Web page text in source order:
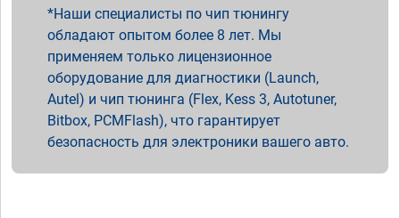
Наши специалисты по чип тюнингу
обладают опытом более 8 лет. Мы
применяем только лицензионное
оборудование для диагностики (Launch,
Autel) и чип тюнинга (Flex, Kess 3, Autotuner,
Bitbox, PCMFlash), что гарантирует
безопасность для электроники вашего авто.